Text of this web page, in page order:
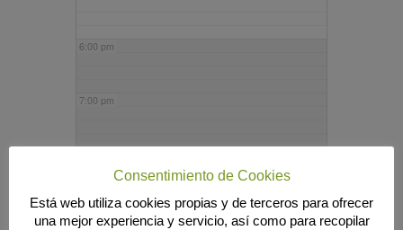
6:00 pm
7:00 pm
9:00 pm
Consentimiento de Cookies
Está web utiliza cookies propias y de terceros para ofrecer
una mejor experiencia y servicio, así como para recopilar